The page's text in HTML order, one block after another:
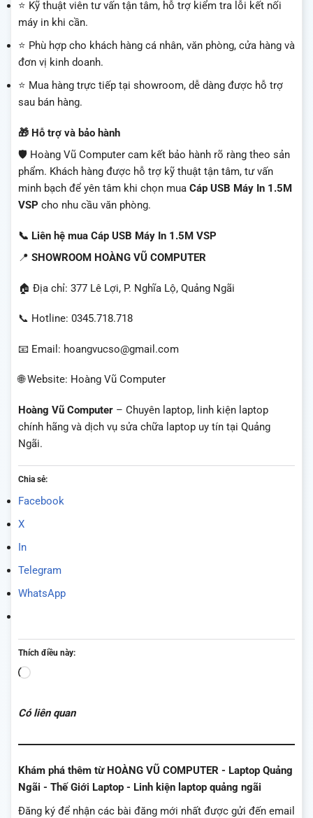
⭐ Kỹ thuật viên tư vấn tận tâm, hỗ trợ kiểm tra lỗi kết nối
máy in khi cần.
⭐ Phù hợp cho khách hàng cá nhân, văn phòng, cửa hàng và
đơn vị kinh doanh.
⭐ Mua hàng trực tiếp tại showroom, dễ dàng được hỗ trợ
sau bán hàng.
🎁 Hỗ trợ và bảo hành
🛡️ Hoàng Vũ Computer cam kết bảo hành rõ ràng theo sản
phẩm. Khách hàng được hỗ trợ kỹ thuật tận tâm, tư vấn
minh bạch để yên tâm khi chọn mua Cáp USB Máy In 1.5M
VSP cho nhu cầu văn phòng.
📞 Liên hệ mua Cáp USB Máy In 1.5M VSP
📍 SHOWROOM HOÀNG VŨ COMPUTER
🏠 Địa chỉ: 377 Lê Lợi, P. Nghĩa Lộ, Quảng Ngãi
📞 Hotline: 0345.718.718
📧 Email: hoangvucso@gmail.com
🌐 Website: Hoàng Vũ Computer
Hoàng Vũ Computer – Chuyên laptop, linh kiện laptop
chính hãng và dịch vụ sửa chữa laptop uy tín tại Quảng
Ngãi.
Chia sẻ:
Facebook
X
In
Telegram
WhatsApp
Thích điều này:
Đang
Có liên quan
Khám phá thêm từ HOÀNG VŨ COMPUTER - Laptop Quảng
Ngãi - Thế Giới Laptop - Linh kiện laptop quảng ngãi
Đăng ký để nhận các bài đăng mới nhất được gửi đến email